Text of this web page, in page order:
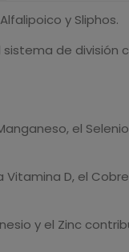
y Sliphos.
de división
el
D, el
y el Zinc